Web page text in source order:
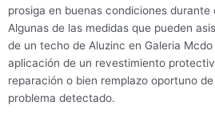
prosiga en buenas condiciones durante
Algunas de las medidas que pueden
de un techo de Aluzinc en Galeria
aplicación de un revestimiento
reparación o bien remplazo oportuno
problema detectado.